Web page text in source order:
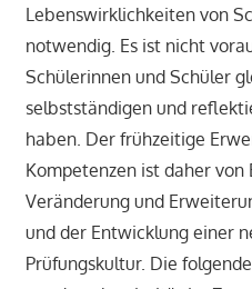
Lebenswirklichkeiten von
notwendig. Es ist nicht
Schülerinnen und Schüler
selbstständigen und
haben. Der frühzeitige
Kompetenzen ist daher
Veränderung und
und der Entwicklung einer
Prüfungskultur. Die